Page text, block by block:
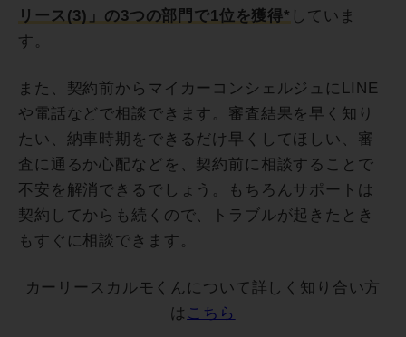
リース(3)」の3つの部門で1位を獲得* していま
す。
また、契約前からマイカーコンシェルジュにLINE
や電話などで相談できます。審査結果を早く知り
たい、納車時期をできるだけ早くしてほしい、審
査に通るか心配などを、契約前に相談することで
不安を解消できるでしょう。もちろんサポートは
契約してからも続くので、トラブルが起きたとき
もすぐに相談できます。
カーリースカルモくんについて詳しく知り合い方
は こちら